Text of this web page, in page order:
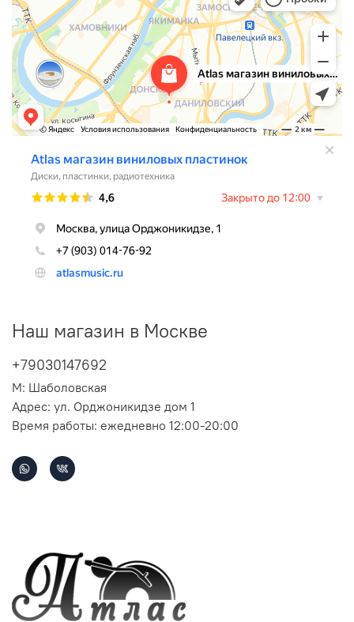
Наш магазин в Москве
+79030147692
М: Шаболовская
Адрес: ул. Орджоникидзе дом 1
Время работы: ежедневно 12:00-20:00